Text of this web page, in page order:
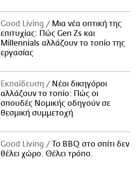
Good Living
Μια νέα οπτική της
επιτυχίας: Πώς Gen Zs και
Millennials αλλάζουν το τοπίο της
εργασίας
Εκπαίδευση
Νέοι δικηγόροι
αλλάζουν το τοπίο: Πώς οι
σπουδές Νομικής οδηγούν σε
θεσμική συμμετοχή
Good Living
Το BBQ στο σπίτι δεν
θέλει χώρο. Θέλει τρόπο.